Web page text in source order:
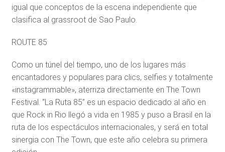
igual que conceptos de la escena independiente que
clasifica al grassroot de Sao Paulo.
ROUTE 85
Como un túnel del tiempo, uno de los lugares más
encantadores y populares para clics, selfies y totalmente
«instagrammable», aterriza directamente en The Town
Festival. “La Ruta 85” es un espacio dedicado al año en
que Rock in Rio llegó a vida en 1985 y puso a Brasil en la
ruta de los espectáculos internacionales, y será en total
sinergia con The Town, que este año celebra su primera